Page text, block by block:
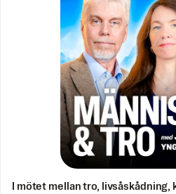
I mötet mellan tro,